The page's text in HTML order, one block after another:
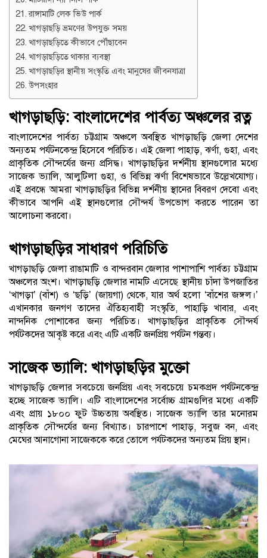
রাঙ্গামাটি লেক ভিউ পার্ক
খাগড়াছড়ি ভ্রমণের উপযুক্ত সময়
খাগড়াছড়িতে কীভাবে পৌঁছাবেন
খাগড়াছড়িতে থাকার ব্যবস্থা
খাগড়াছড়ির স্থানীয় সংস্কৃতি এবং মানুষের জীবনযাত্রা
উপসংহার
খাগড়াছড়ি: বাংলাদেশের পার্বত্য অঞ্চলের রত্ন
বাংলাদেশের পার্বত্য চট্টগ্রাম অঞ্চলে অবস্থিত খাগড়াছড়ি জেলা দেশের
অন্যতম পর্যটনকেন্দ্র হিসেবে পরিচিত। এই জেলা পাহাড়, ঝর্ণা, গুহা, এবং
প্রাকৃতিক সৌন্দর্যের জন্য প্রসিদ্ধ। খাগড়াছড়ির দর্শনীয় স্থানগুলোর মধ্যে
সাজেক ভ্যালি, আলুটিলা গুহা, ও বিভিন্ন ঝর্ণা বিশেষভাবে উল্লেখযোগ্য।
এই প্রবন্ধে আমরা খাগড়াছড়ির বিভিন্ন দর্শনীয় স্থানের বিবরণ দেবো এবং
কীভাবে আপনি এই স্থানগুলোর সৌন্দর্য উপভোগ করতে পারেন তা
আলোচনা করবো।
খাগড়াছড়ির সাধারণ পরিচিতি
খাগড়াছড়ি জেলা রাঙামাটি ও বান্দরবান জেলার পাশাপাশি পার্বত্য চট্টগ্রাম
অঞ্চলের অংশ। খাগড়াছড়ি জেলার নামটি এসেছে স্থানীয় চাঁদা উপজাতির
‘খাগড়া’ (বাঁশ) ও ‘ছড়ি’ (জায়গা) থেকে, যার অর্থ হলো ‘বাঁশের জঙ্গল।’
এখানকার জনগণ তাদের ঐতিহ্যবাহী সংস্কৃতি, পাহাড়ি খাবার, এবং
নান্দনিক পোশাকের জন্য পরিচিত। খাগড়াছড়ির প্রাকৃতিক সৌন্দর্য
পর্যটকদের আকৃষ্ট করে এবং এটি একটি জনপ্রিয় পর্যটন গন্তব্য।
সাজেক ভ্যালি: খাগড়াছড়ির মুক্তো
খাগড়াছড়ি জেলার সবচেয়ে জনপ্রিয় এবং সবচেয়ে চমকপ্রদ পর্যটনকেন্দ্র
হচ্ছে সাজেক ভ্যালি। এটি বাংলাদেশের সর্বোচ্চ গ্রামগুলির মধ্যে একটি
এবং প্রায় ১৮০০ ফুট উচ্চতায় অবস্থিত। সাজেক ভ্যালি তার মনোরম
প্রাকৃতিক সৌন্দর্যের জন্য বিখ্যাত। চারপাশে পাহাড়, সবুজ বন, এবং
মেঘের আনাগোনা সাজেককে করে তোলে পর্যটকদের অন্যতম প্রিয় স্থান।